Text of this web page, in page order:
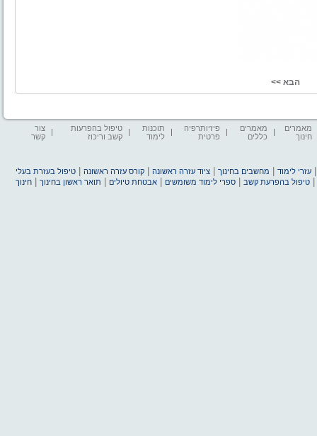
מאמרים
חינוך
מאמרים
כללים
פיזיותרפיה
פרטית
תוכנות
לימוד
טיפול בהפרעות
קשב וריכוז
צור
קשר
עזרי לימוד מחשבים בחינוך |ציוד עזרה ראשונה |קורס עזרה ראשונה |טיפול בעזרת בעלי
|טיפול בהפרעת קשב |ספרי לימוד משומשים |אבטחת טיולים תואר ראשון בחינוך |חינוך